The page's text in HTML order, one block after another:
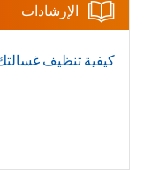
الإرشادات
كيفية تنظيف